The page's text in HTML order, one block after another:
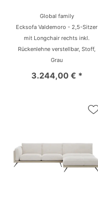
Global family
Ecksofa Valdemoro - 2,5-Sitzer
mit Longchair rechts inkl.
Rückenlehne verstellbar, Stoff,
Grau
3.244,00 € *